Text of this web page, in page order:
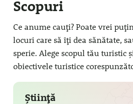
Scopuri
Ce anume cauți? Poate vrei
locuri care să îți dea sănătate,
sperie. Alege scopul tău turistic
obiectivele turistice
Știință